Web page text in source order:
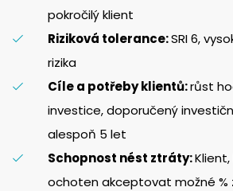
pokročilý klient
Riziková tolerance:SRI 6,
rizika
Cíle a potřeby klientů:růst
investice, doporučený
alespoň 5 let
Schopnost nést ztráty:
ochoten akceptovat možné %